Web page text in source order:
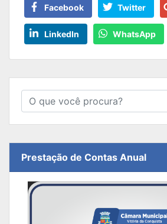
Facebook Twitter
LinkedIn WhatsApp
Prestação de Contas Anual